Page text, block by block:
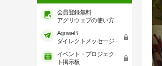
AgriweBダイレクトメッ
イベント・プロジェク
経営アシストチャット
会員登録無料
アグリウェブの使い方
AgriweB
ダイレクトメッセージ
イベント・プロジェク
ト掲示板